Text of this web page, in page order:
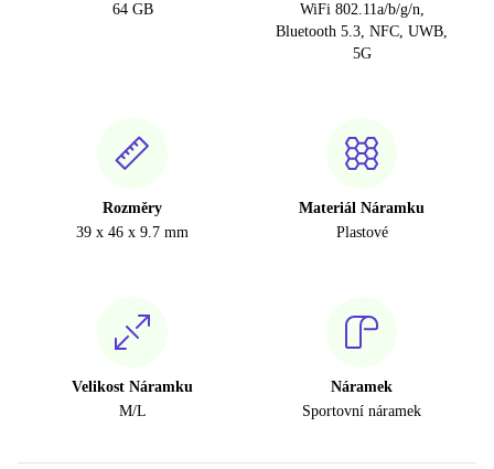
64 GB
WiFi 802.11a/b/g/n,
Bluetooth 5.3, NFC, UWB,
5G
Rozměry
39 x 46 x 9.7 mm
Materiál Náramku
Plastové
Velikost Náramku
M/L
Náramek
Sportovní náramek